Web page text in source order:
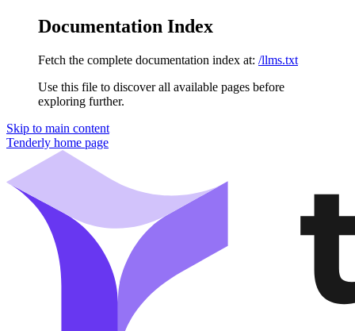
Documentation Index
Fetch the complete documentation index at: /llms.txt
Use this file to discover all available pages before
exploring further.
Skip to main content
Tenderly home page